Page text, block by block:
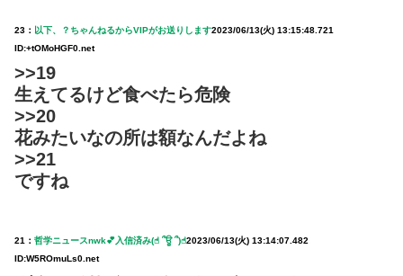
23： 以下、？ちゃんねるからVIPがお送りします2023/06/13(火) 13:15:48.721
ID:+tOMoHGF0.net
>>19
生えてるけど食べたら危険
>>20
花みたいなの所は額なんだよね
>>21
ですね
21： 哲学ニュースnwk💕入信済み(☝︎ ՞ਊ ՞)☝︎2023/06/13(火) 13:14:07.482
ID:W5ROmuLs0.net